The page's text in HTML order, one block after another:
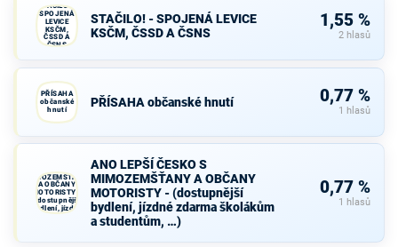
STAČILO! -
SPOJENÁ
LEVICE
KSČM,
ČSSD A
ČSNS
STAČILO! - SPOJENÁ LEVICE
KSČM, ČSSD A ČSNS
1,55 %
2 hlasů
PŘÍSAHA
občanské
hnutí
PŘÍSAHA občanské hnutí 0,77 %
1 hlasů
MIMOZEMŠŤANY
A OBČANY
MOTORISTY -
(dostupnější
bydlení, jízdné
zdarma školákům
ANO LEPŠÍ ČESKO S
MIMOZEMŠŤANY A OBČANY
MOTORISTY - (dostupnější
bydlení, jízdné zdarma školákům
a studentům, …)
0,77 %
1 hlasů